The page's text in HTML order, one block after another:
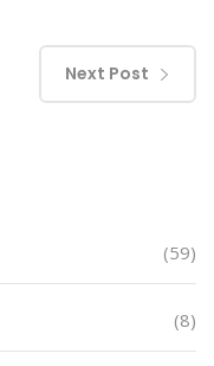
Next Post
(59)
(8)